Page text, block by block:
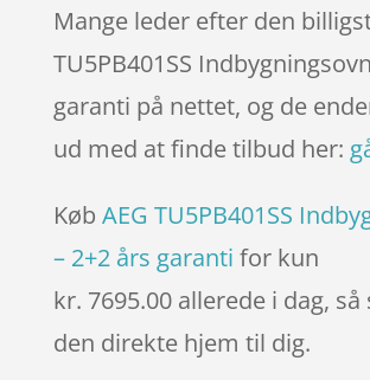
Mange leder efter den
TU5PB401SS
garanti på nettet, og de
ud med at finde tilbud her:
Køb AEG TU5PB401SS
– 2+2 års garanti for kun
kr. 7695.00 allerede i dag, så
den direkte hjem til dig.